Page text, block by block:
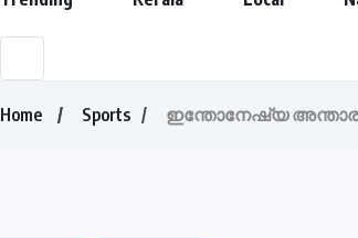
Home Sports ഇന്തോനേഷ്യ